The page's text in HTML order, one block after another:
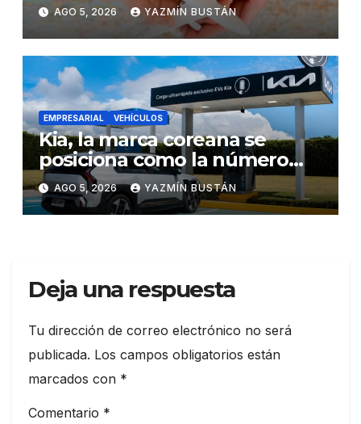
AGO 5, 2026 YAZMÍN BUSTÁN
EMPRESARIAL VEHÍCULOS
Kia, la marca coreana se
posiciona como la número
uno en ventas de vehículos
eléctricos en Ecuador
durante julio
AGO 5, 2026 YAZMÍN BUSTÁN
Deja una respuesta
Tu dirección de correo electrónico no será
publicada. Los campos obligatorios están
marcados con *
Comentario *